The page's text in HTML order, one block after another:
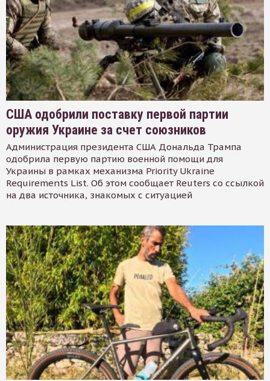
США одобрили поставку первой партии
оружия Украине за счет союзников
Администрация президента США Дональда Трампа
одобрила первую партию военной помощи для
Украины в рамках механизма Priority Ukraine
Requirements List. Об этом сообщает Reuters со ссылкой
на два источника, знакомых с ситуацией